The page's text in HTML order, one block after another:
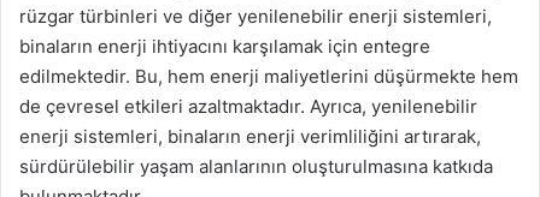
rüzgar türbinleri ve diğer yenilenebilir enerji sistemleri,
binaların enerji ihtiyacını karşılamak için entegre
edilmektedir. Bu, hem enerji maliyetlerini düşürmekte hem
de çevresel etkileri azaltmaktadır. Ayrıca, yenilenebilir
enerji sistemleri, binaların enerji verimliliğini artırarak,
sürdürülebilir yaşam alanlarının oluşturulmasına katkıda